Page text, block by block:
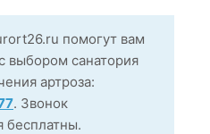
помогут вам
выбором санатория
артроза:
. Звонок
бесплатны.